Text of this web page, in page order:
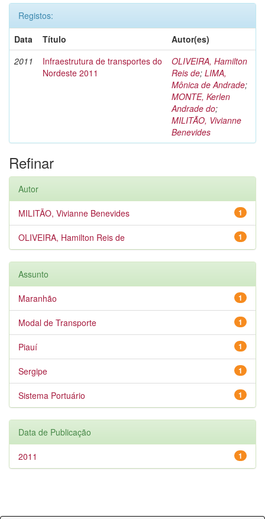
Registos:
Data
Título
Autor(es)
2011
Infraestrutura de transportes do
Nordeste 2011
OLIVEIRA, Hamilton
Reis de; LIMA,
Mônica de Andrade;
MONTE, Kerlen
Andrade do;
MILITÃO, Vivianne
Benevides
Refinar
Autor
1
MILITÃO, Vivianne Benevides
1
OLIVEIRA, Hamilton Reis de
Assunto
1
Maranhão
1
Modal de Transporte
1
Piauí
1
Sergipe
1
Sistema Portuário
Data de Publicação
1
2011